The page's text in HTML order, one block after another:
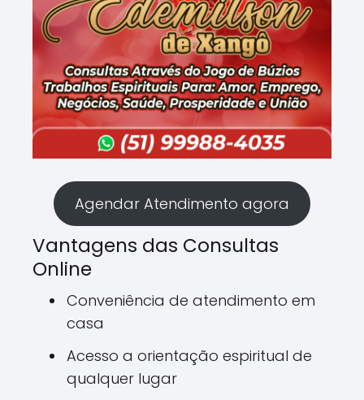
Agendar Atendimento agora
Vantagens das Consultas
Online
Conveniência de atendimento em
casa
Acesso a orientação espiritual de
qualquer lugar